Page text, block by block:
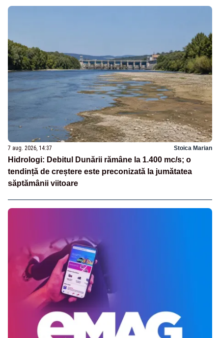
7 aug. 2026, 14:37 Stoica Marian
Hidrologi: Debitul Dunării rămâne la 1.400 mc/s; o
tendință de creștere este preconizată la jumătatea
săptămânii viitoare